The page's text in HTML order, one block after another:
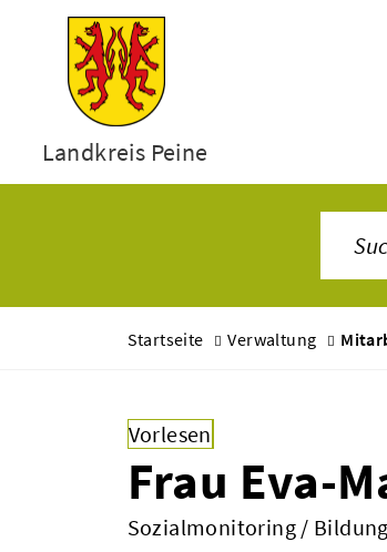
Landkreis Peine
Startseite Verwaltung
Vorlesen
Frau Eva-
Sozialmonitoring /